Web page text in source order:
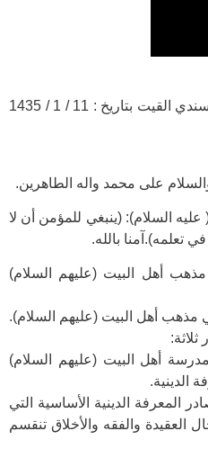
محاضرة لسماحة الشيخ حيدر السندي القيت بتاريخ : 11 / 1 / 1435
على محمد واله الطاهرين.
عليه السلام): (ينبغي للمؤمن أن لا
تعلمه).آمنا بالله.
أهل البيت (عليهم السلام)
مذهب أهل البيت (عليهم السلام).
أهل البيت (عليهم السلام)
الدينية.
المعرفة الدينية الأساسية التي
العقيدة والفقه والأخلاق تنقسم